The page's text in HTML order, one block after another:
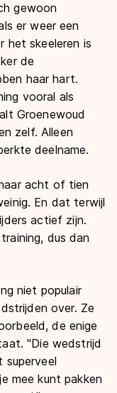
gewoon
er weer een
het skeeleren is
de
haar hart.
vooral als
Groenewoud
zelf. Alleen
deelname.
acht of tien
En dat terwijl
actief zijn.
dus dan
niet populair
over. Ze
de enige
"Die wedstrijd
superveel
mee kunt pakken